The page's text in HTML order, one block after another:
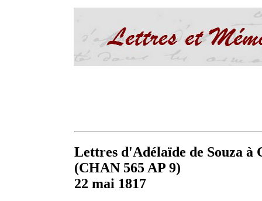
Lettres d'Adélaïde de Souza à
(CHAN 565 AP 9)
22 mai 1817